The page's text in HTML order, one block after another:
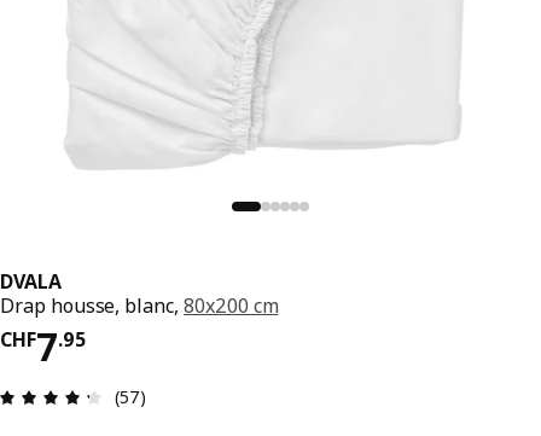
DVALA
Drap housse, blanc, 80x200 cm
CHF7.95
Prix CHF 7.95
Avis: 4.3 sur 5 étoiles. Nombre total d’avis: 57
(57)